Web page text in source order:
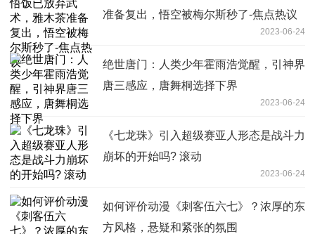
准备复出，悟空被梅尔斯秒了-焦点热议
2023-06-24
绝世唐门：人类少年霍雨浩觉醒，引神界
唐三感应，唐舞桐选择下界
2023-06-24
《七龙珠》引入超级赛亚人形态是战斗力
崩坏的开始吗? 滚动
2023-06-24
如何评价动漫《刺客伍六七》？浓厚的东
方风格，悬疑和紧张的氛围